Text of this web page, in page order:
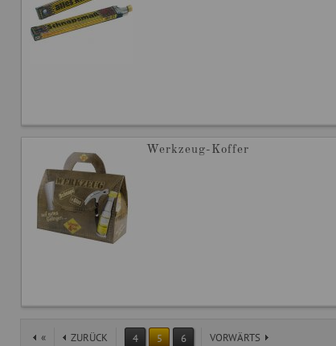
Werkzeug-Koffer
« ZURÜCK 4 5 6 VORWÄRTS